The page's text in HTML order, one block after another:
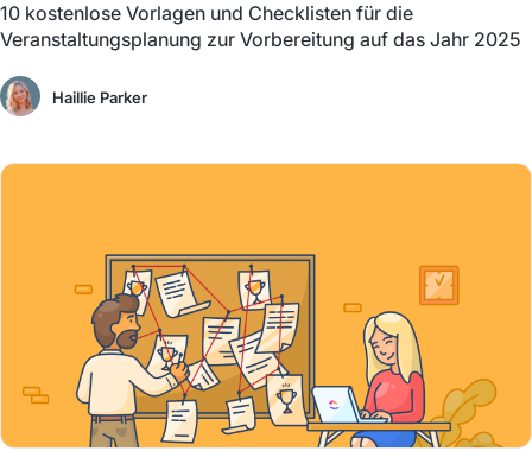
10 kostenlose Vorlagen und Checklisten für die
Veranstaltungsplanung zur Vorbereitung auf das Jahr 2025
Haillie Parker